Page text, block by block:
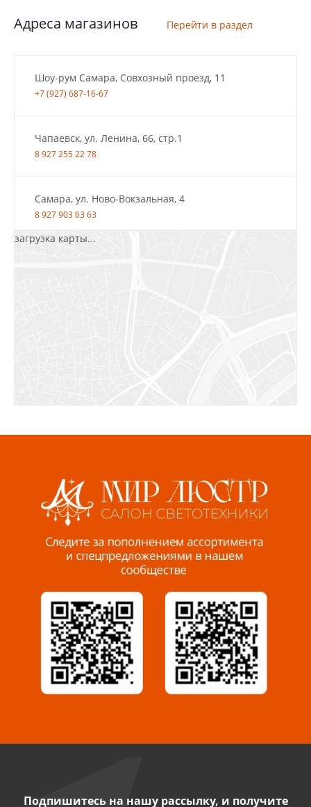
Адреса магазинов Перейти в раздел
Шоу-рум Самара, Совхозный проезд, 11
+7 (927) 687-16-67
Чапаевск, ул. Ленина, 66, стр.1
8 927 255 22 78
Самара, ул. Ново-Вокзальная, 4
8 927 903 63 63
Пенза, ул. Пролетарская, 61 ТЦ "Стройбери"
Миасс, ул. Романенко, 95
8 922 500 30 39
Сызрань, ул. Декабристов, 1А
8 927 009 54 63
Саратов, ул. Танкистов, 37 (БЦ «Дикомп»)
загрузка карты...
Подпишитесь на нашу рассылку, и получите